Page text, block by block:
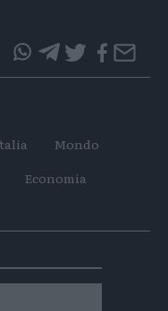
questoquesto
Mondo
Economia